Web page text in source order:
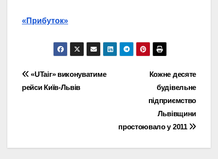
«Прибуток»
Навігація
записів
Кожне десяте
будівельне
підприємство
Львівщини
простоювало у 2011
«UTair» виконуватиме
рейси Київ-Львів